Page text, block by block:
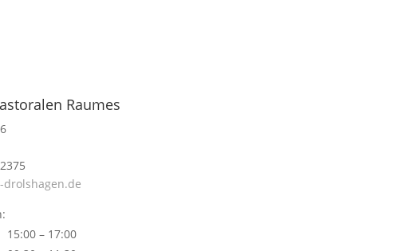
Raumes
15:00 – 17:00